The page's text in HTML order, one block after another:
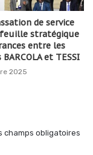
de service
stratégique
entre les
et TESSI
2025
champs obligatoires